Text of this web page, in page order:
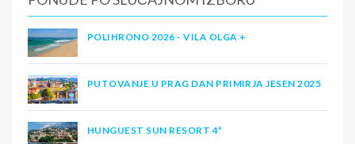
POLIHRONO 2026 - VILA OLGA +
PUTOVANJE U PRAG DAN PRIMIRJA JESEN 2025
HUNGUEST SUN RESORT 4*